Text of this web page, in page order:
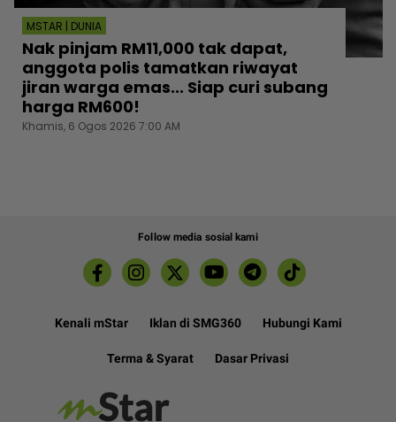
MSTAR | DUNIA
Nak pinjam RM11,000 tak dapat,
anggota polis tamatkan riwayat
jiran warga emas... Siap curi subang
harga RM600!
Khamis, 6 Ogos 2026 7:00 AM
Follow media sosial kami
Kenali mStar Iklan di SMG360 Hubungi Kami
Terma & Syarat Dasar Privasi